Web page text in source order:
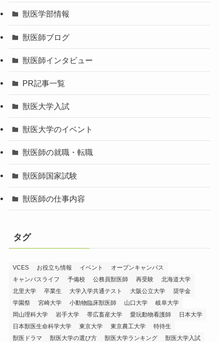
獣医学部情報
獣医師ブログ
獣医師インタビュー
PR記事一覧
獣医大学入試
獣医大学のイベント
獣医師の就職・転職
獣医師国家試験
獣医師の仕事内容
タグ
VCES お役立ち情報 イベント
オープンキャンパス
キャンパスライフ
予備校 公務員獣医師 再受験
北海道大学
北里大学
卒業生 大学入学共通テスト 大阪公立大学
奨学金
学園祭
宮崎大学 小動物臨床獣医師 山口大学
岐阜大学
岡山理科大学
岩手大学 帯広畜産大学 愛玩動物看護師
日本大学
日本獣医生命科学大学
東京大学 東京農工大学
特待生
獣医ドラマ
獣医大学の選び方 獣医大学ランキング
獣医大学入試